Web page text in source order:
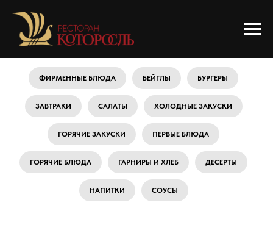
ФИРМЕННЫЕ БЛЮДА БЕЙГЛЫ БУРГЕРЫ
ЗАВТРАКИ САЛАТЫ ХОЛОДНЫЕ ЗАКУСКИ
ГОРЯЧИЕ ЗАКУСКИ ПЕРВЫЕ БЛЮДА
ГОРЯЧИЕ БЛЮДА ГАРНИРЫ И ХЛЕБ ДЕСЕРТЫ
НАПИТКИ СОУСЫ